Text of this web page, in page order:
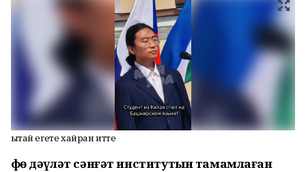
Ҡытай егете хайран итте
Өфө дәүләт сәнғәт институтын тамамлаған